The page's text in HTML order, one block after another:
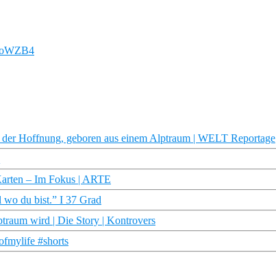
Hoffnung, geboren aus einem Alptraum | WELT Reportage
– Im Fokus | ARTE
du bist.” I 37 Grad
wird | Die Story | Kontrovers
#shorts